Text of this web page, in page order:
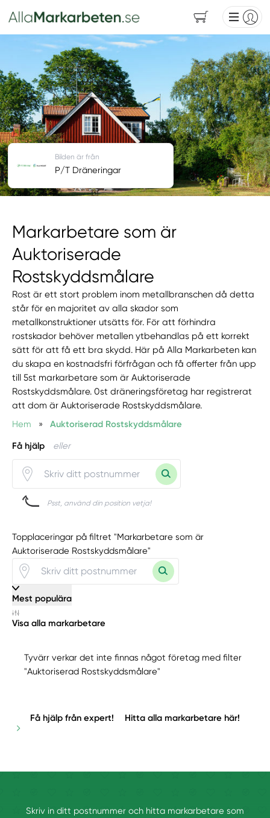
Markarbetare som är
Auktoriserade
Rostskyddsmålare
Rost är ett stort problem inom metallbranschen då detta
står för en majoritet av alla skador som
metallkonstruktioner utsätts för. För att förhindra
rostskador behöver metallen ytbehandlas på ett korrekt
sätt för att få ett bra skydd. Här på Alla Markarbeten kan
du skapa en kostnadsfri förfrågan och få offerter från upp
till 5st markarbetare som är Auktoriserade
Rostskyddsmålare. 0st dräneringsföretag har registrerat
att dom är Auktoriserade Rostskyddsmålare.
Hem
» Auktoriserad Rostskyddsmålare
Få hjälp eller
Psst, använd din position vetja!
Bilden är från
P/T Dräneringar
Topplaceringar på filtret "Markarbetare som är
Auktoriserade Rostskyddsmålare"
Mest populära
Visa alla markarbetare
Tyvärr verkar det inte finnas något företag med filter
"Auktoriserad Rostskyddsmålare"
Få hjälp från expert! Hitta alla markarbetare här!
Skriv in ditt postnummer och hitta markarbetare som